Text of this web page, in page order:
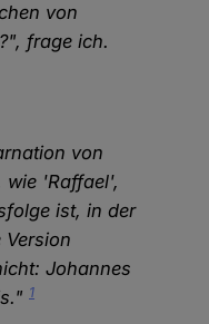
von
frage ich.
von
wie 'Raffael',
ist, in der
Johannes
1